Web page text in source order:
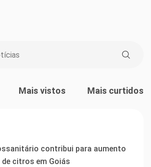
Mais vistos Mais curtidos
contribui para aumento
citros em Goiás